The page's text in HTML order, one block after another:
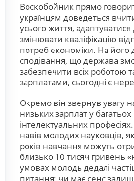
Воскобойник прямо
українцям доведеться
усього життя,
змінювати кваліфікацію
потреб економіки. На його
сподівання, що держава
забезпечити всіх роботою
зарплатами, сьогодні є
Окремо він звернув увагу
низьких зарплат у багатьох
інтелектуальних
навів молодих науковців,
років навчання можуть
близько 10 тисяч гривень
умовах молодь дедалі
питання: чи має сенс